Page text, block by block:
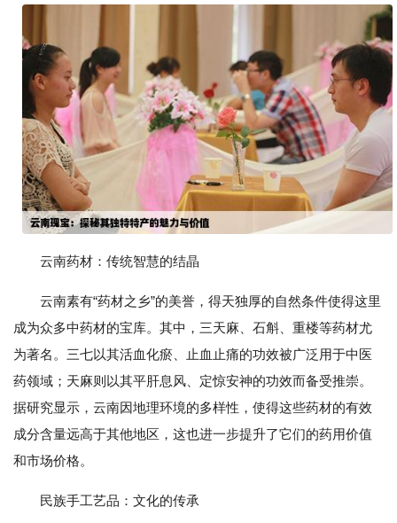
云南药材：传统智慧的结晶
云南素有“药材之乡”的美誉，得天独厚的自然条件使得这里
成为众多中药材的宝库。其中，三天麻、石斛、重楼等药材尤
为著名。三七以其活血化瘀、止血止痛的功效被广泛用于中医
药领域；天麻则以其平肝息风、定惊安神的功效而备受推崇。
据研究显示，云南因地理环境的多样性，使得这些药材的有效
成分含量远高于其他地区，这也进一步提升了它们的药用价值
和市场价格。
民族手工艺品：文化的传承